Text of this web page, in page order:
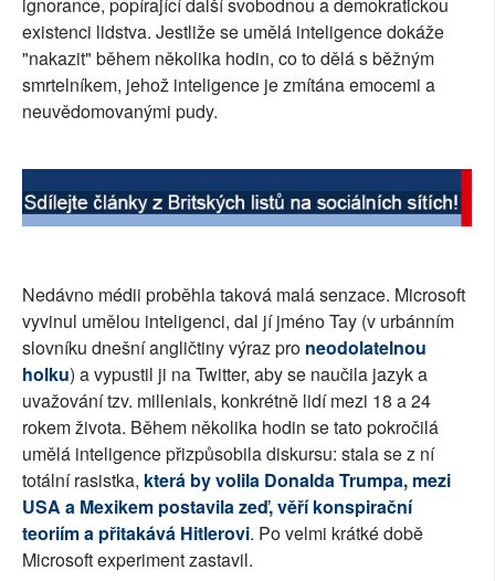
existenci lidstva. Jestliže se umělá inteligence dokáže
"nakazit" během několika hodin, co to dělá s běžným
smrtelníkem, jehož inteligence je zmítána emocemi a
neuvědomovanými pudy.
Nedávno médii proběhla taková malá senzace. Microsoft
vyvinul umělou inteligenci, dal jí jméno Tay (v urbánním
slovníku dnešní angličtiny výraz pro neodolatelnou
holku) a vypustil ji na Twitter, aby se naučila jazyk a
uvažování tzv. millenials, konkrétně lidí mezi 18 a 24
rokem života. Během několika hodin se tato pokročilá
umělá inteligence přizpůsobila diskursu: stala se z ní
totální rasistka, která by volila Donalda Trumpa, mezi
USA a Mexikem postavila zeď, věří konspirační
teoriím a přitakává Hitlerovi. Po velmi krátké době
Microsoft experiment zastavil.